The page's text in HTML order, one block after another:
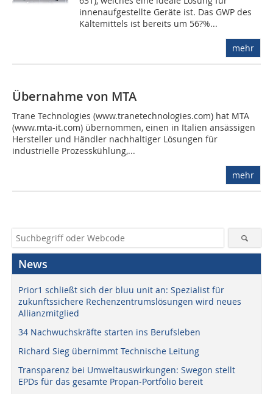
innenaufgestellte Geräte ist. Das GWP des
Kältemittels ist bereits um 56?%...
mehr
Übernahme von MTA
Trane Technologies (www.tranetechnologies.com) hat MTA
(www.mta-it.com) übernommen, einen in Italien ansässigen
Hersteller und Händler nachhaltiger Lösungen für
industrielle Prozesskühlung,...
mehr
News
Prior1 schließt sich der bluu unit an: Spezialist für
zukunftssichere Rechenzentrumslösungen wird neues
Allianzmitglied
34 Nachwuchskräfte starten ins Berufsleben
Richard Sieg übernimmt Technische Leitung
Transparenz bei Umweltauswirkungen: Swegon stellt
EPDs für das gesamte Propan-Portfolio bereit